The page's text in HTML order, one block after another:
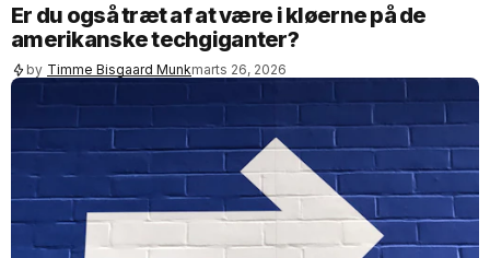
Er du også træt af at være i kløerne på de
amerikanske techgiganter?
by Timme Bisgaard Munkmarts 26, 2026